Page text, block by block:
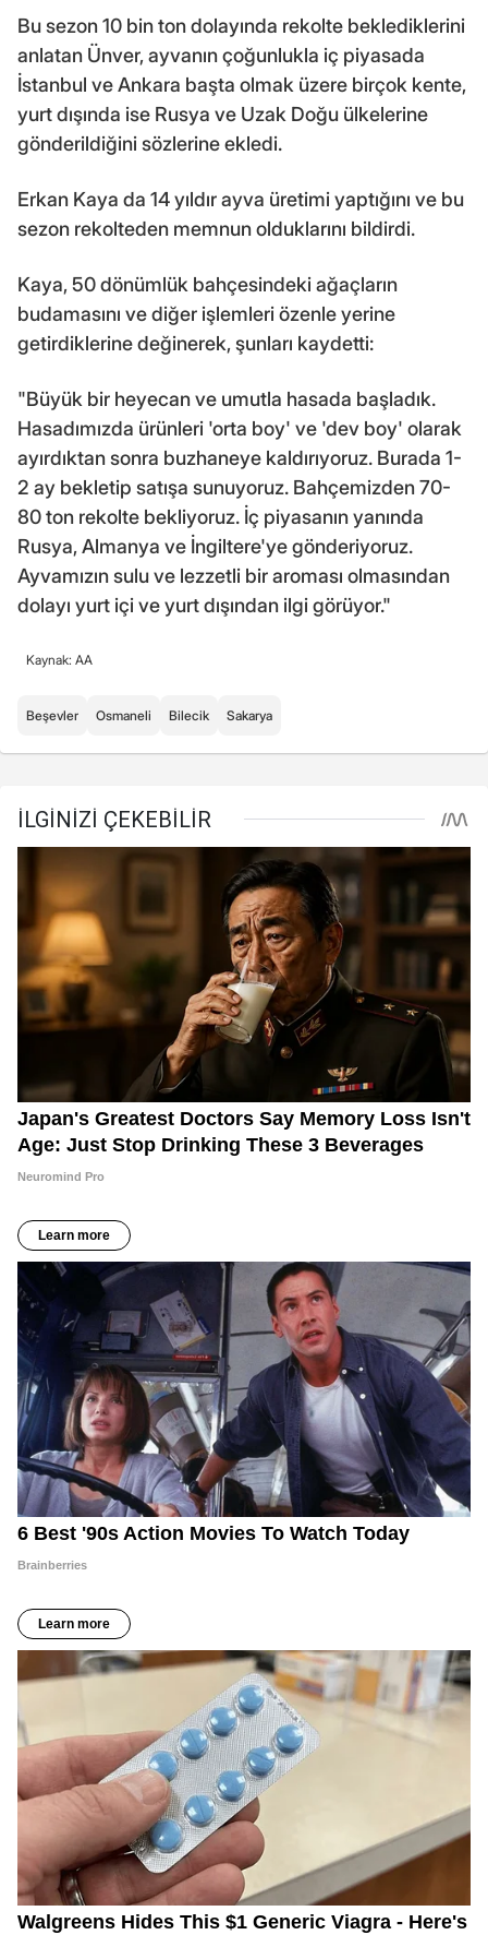
Bu sezon 10 bin ton dolayında rekolte beklediklerini
anlatan Ünver, ayvanın çoğunlukla iç piyasada
İstanbul ve Ankara başta olmak üzere birçok kente,
yurt dışında ise Rusya ve Uzak Doğu ülkelerine
gönderildiğini sözlerine ekledi.
Erkan Kaya da 14 yıldır ayva üretimi yaptığını ve bu
sezon rekolteden memnun olduklarını bildirdi.
Kaya, 50 dönümlük bahçesindeki ağaçların
budamasını ve diğer işlemleri özenle yerine
getirdiklerine değinerek, şunları kaydetti:
"Büyük bir heyecan ve umutla hasada başladık.
Hasadımızda ürünleri 'orta boy' ve 'dev boy' olarak
ayırdıktan sonra buzhaneye kaldırıyoruz. Burada 1-
2 ay bekletip satışa sunuyoruz. Bahçemizden 70-
80 ton rekolte bekliyoruz. İç piyasanın yanında
Rusya, Almanya ve İngiltere'ye gönderiyoruz.
Ayvamızın sulu ve lezzetli bir aroması olmasından
dolayı yurt içi ve yurt dışından ilgi görüyor."
Kaynak: AA
Beşevler Osmaneli Bilecik Sakarya